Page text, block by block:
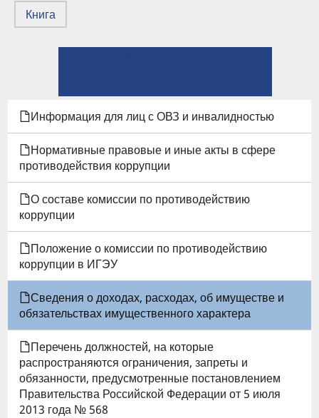
Книга
КНИГИ
ДЛЯ
СВЕДЕНИЯ
О
ДОХОДАХ,
РАСХОДАХ,
ОБ
ИМУЩЕСТВЕ
ОБЯЗАТЕЛЬСТВАХ
ИМУЩЕСТВЕННОГО
Информация для лиц с ОВЗ и инвалидностью
Нормативные правовые и иные акты в сфере
противодействия коррупции
О составе комиссии по противодействию
коррупции
Положение о комиссии по противодействию
коррупции в ИГЭУ
Сведения о доходах, расходах, об имуществе и
обязательствах имущественного характера
Перечень должностей, на которые
распространяются ограничения, запреты и
обязанности, предусмотренные постановлением
Правительства Российской Федерации от 5 июля
2013 года № 568